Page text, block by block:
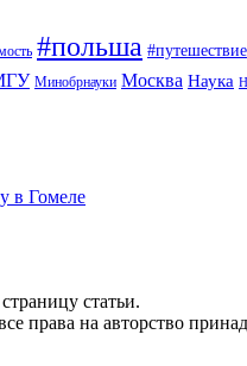
#польша #путешествие
Минобрнауки Москва Наука
в Гомеле
статьи.
права на авторство